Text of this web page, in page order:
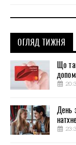
ОГЛЯД ТИЖНЯ
Що
День